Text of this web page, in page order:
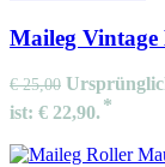
Maileg
€25,00
ist: € 22,90.